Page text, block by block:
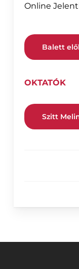
Online
Balett
OKTATÓK
Szitt